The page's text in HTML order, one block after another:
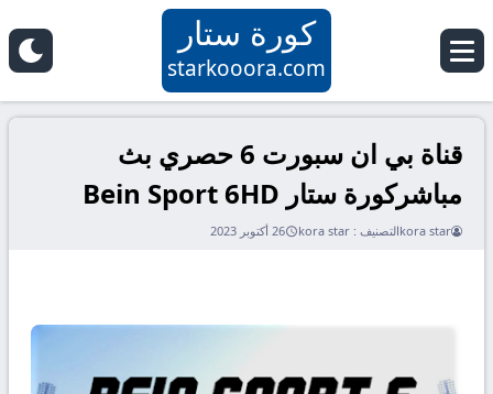
كورة ستار
starkooora.com
قناة بي ان سبورت 6 حصري بث
مباشركورة ستار Bein Sport 6HD
kora starالتصنيف : kora star 26 أكتوبر 2023